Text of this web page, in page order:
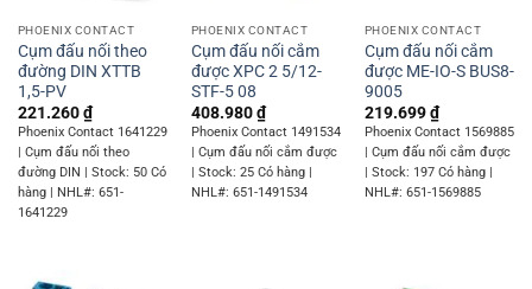
PHOENIX CONTACT
Cụm đấu nối theo
đường DIN XTTB
1,5-PV
221.260₫
Phoenix Contact 1641229
| Cụm đấu nối theo
đường DIN | Stock: 50 Có
hàng | NHL#: 651-
1641229
PHOENIX CONTACT
Cụm đấu nối cắm
được XPC 2 5/12-
STF-5 08
408.980₫
Phoenix Contact 1491534
| Cụm đấu nối cắm được
| Stock: 25 Có hàng |
NHL#: 651-1491534
PHOENIX CONTACT
Cụm đấu nối cắm
được ME-IO-S BUS8-
9005
219.699₫
Phoenix Contact 1569885
| Cụm đấu nối cắm được
| Stock: 197 Có hàng |
NHL#: 651-1569885